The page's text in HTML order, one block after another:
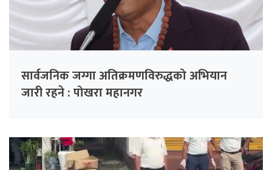
सार्वजनिक जग्गा अतिक्रमणविरुद्धको अभियान
जारी रहने : पोखरा महानगर